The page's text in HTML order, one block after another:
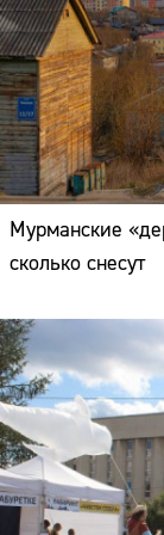
Мурманские
сколько снесут